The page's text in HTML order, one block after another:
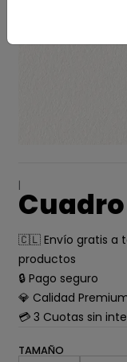
|
🇨🇱 Envío gratis a
productos
🔒 Pago seguro
💎 Calidad
💳 3 Cuotas sin
TAMAÑO